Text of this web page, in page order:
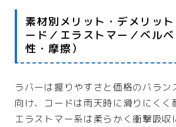
素材別メリット・デメリッ
ード／エラストマー／ベル
性・摩擦）
ラバーは握りやすさと価格のバラン
向け、コードは雨天時に滑りにくく
エラストマー系は柔らかく衝撃吸収